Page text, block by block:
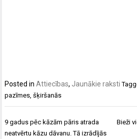
Posted inAttiecības, Jaunākie raksti
pazīmes,šķiršanās
Ziņu
izvēlne
9 gadus pēc kāzām pāris atrada
neatvērtu kāzu dāvanu. Tā izrādījās
Bieži